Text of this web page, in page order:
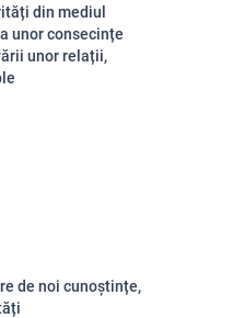
din mediul
unor consecințe
unor relații,
de noi cunoștințe,